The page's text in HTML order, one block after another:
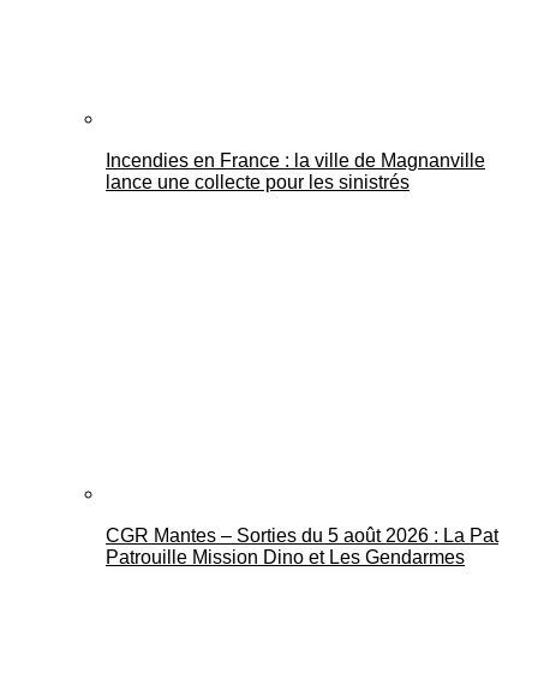
Mantes Actu
Incendies en France : la ville de Magnanville
lance une collecte pour les sinistrés
CGR Mantes – Sorties du 5 août 2026 : La Pat
Patrouille Mission Dino et Les Gendarmes